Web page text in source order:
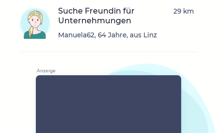
Suche Freundin für
Unternehmungen
Manuela62, 64 Jahre, aus Linz
29 km